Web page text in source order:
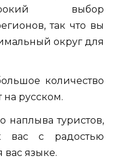
выбор
так что вы
округ для
количество
русском.
наплыва туристов,
вас с радостью
языке.